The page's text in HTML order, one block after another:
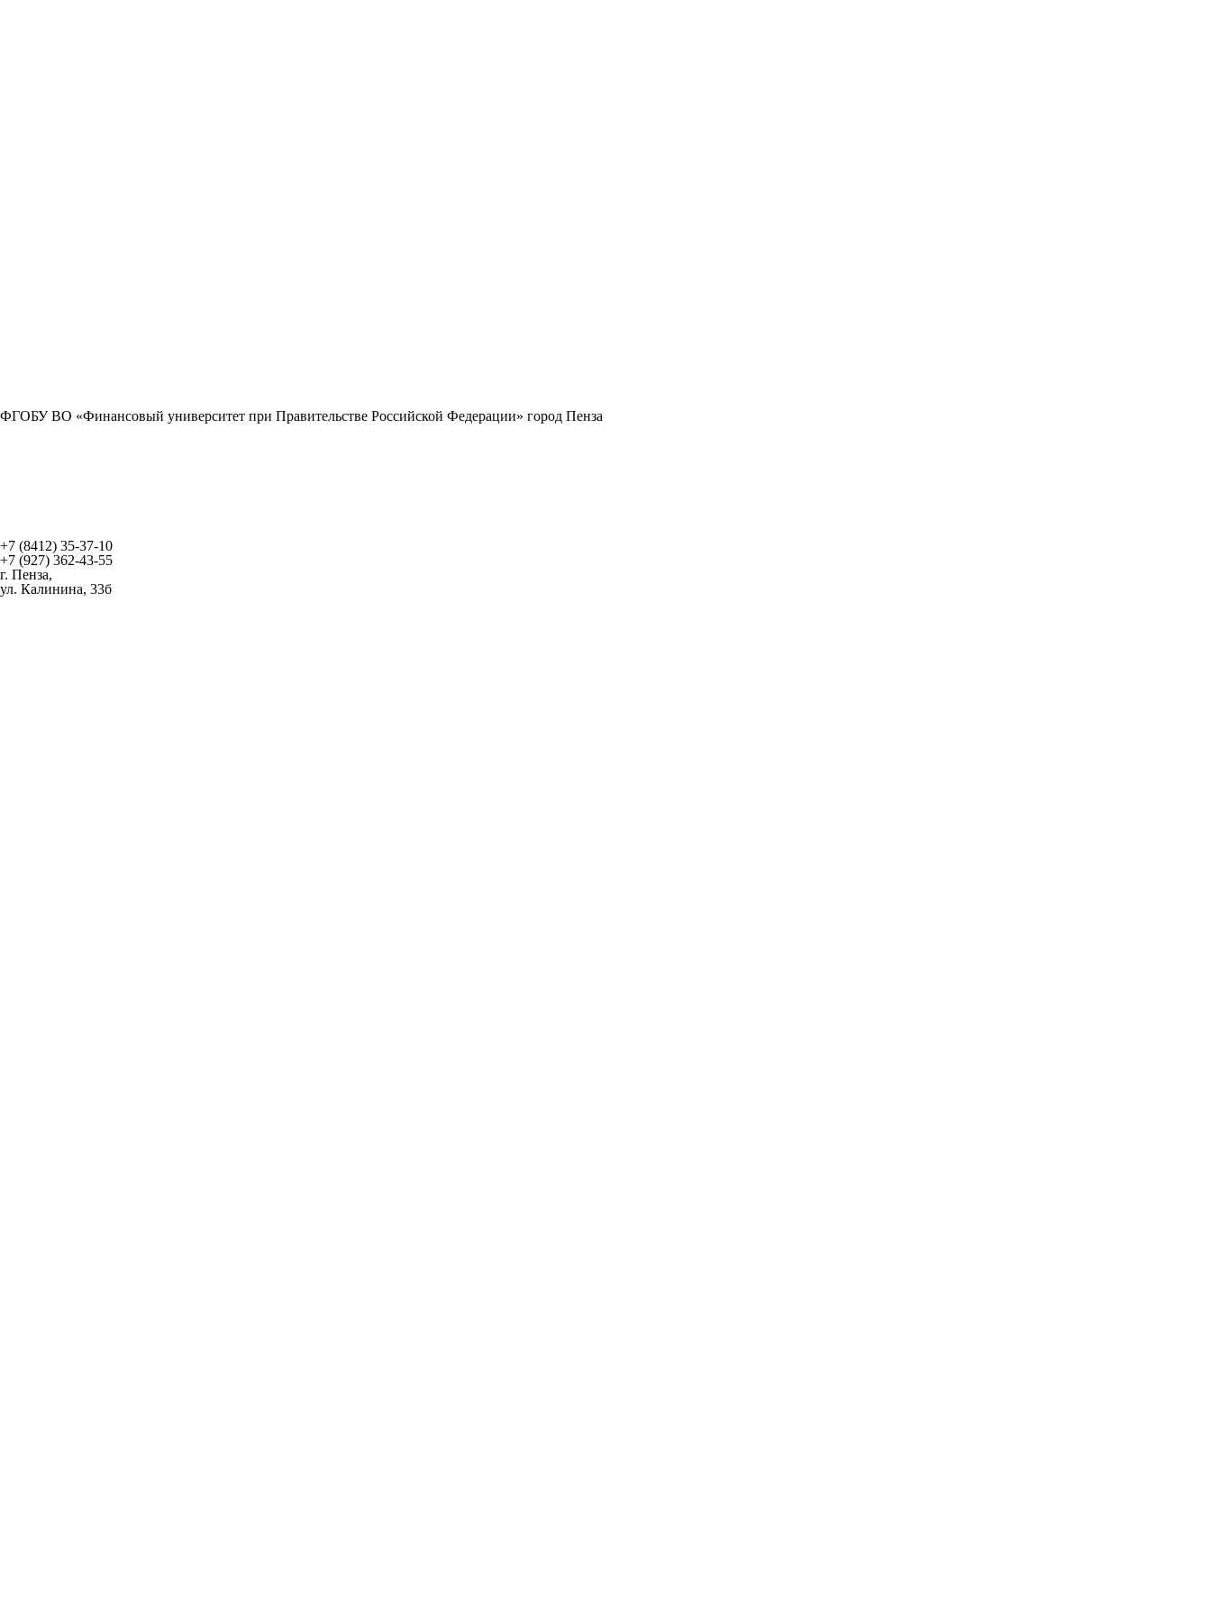
ФГОБУ ВО «Финансовый университет при Правительстве Российской Федерации» город Пенза
+7 (8412) 35-37-10
+7 (927) 362-43-55
г. Пенза,
ул. Калинина, 33б